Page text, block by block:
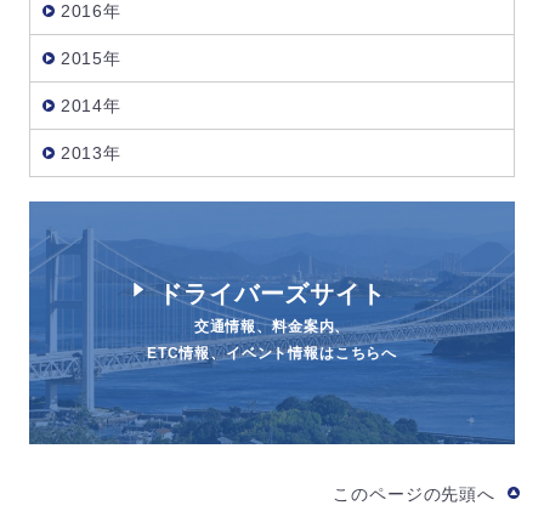
2016年
2015年
2014年
2013年
ドライバーズサイト
交通情報、料金案内、
ETC情報、イベント情報はこちらへ
このページの先頭へ